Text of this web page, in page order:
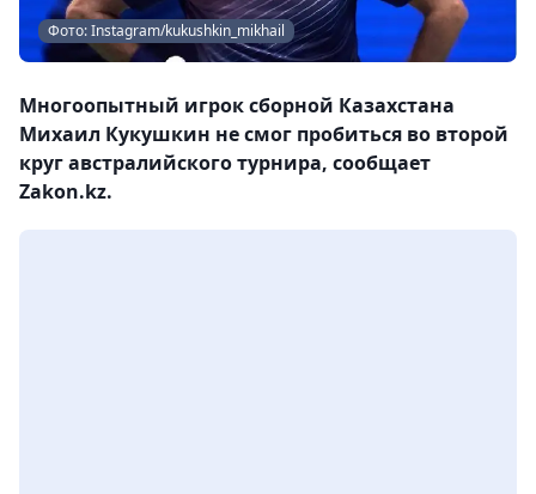
Фото: Instagram/kukushkin_mikhail
Многоопытный игрок сборной Казахстана
Михаил Кукушкин не смог пробиться во второй
круг австралийского турнира, сообщает
Zakon.kz.